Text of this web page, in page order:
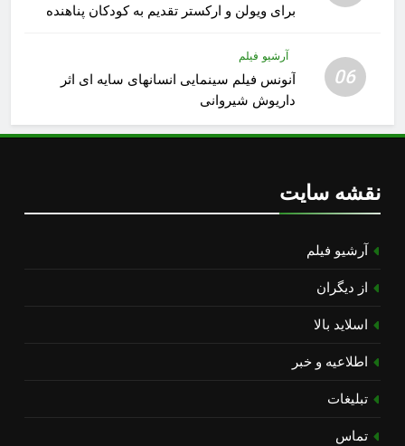
برای ویولن و ارکستر تقدیم به کودکان پناهنده
06
آرشیو فیلم
آنونس فیلم سینمایی انسانهای سایه ای اثر
داریوش شیروانی
نقشه سایت
آرشیو فیلم
از دیگران
اسلاید بالا
اطلاعیه و خبر
تبلیغات
تماس